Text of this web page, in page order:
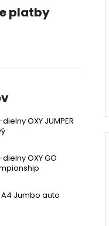
platby
OXY JUMPER
OXY GO
Jumbo auto